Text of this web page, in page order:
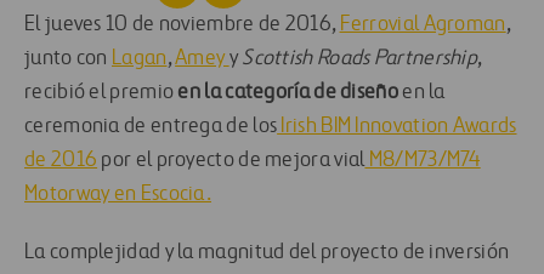
El jueves 10 de noviembre de 2016, Ferrovial Agroman,
junto con Lagan,AmeyyScottish Roads Partnership,
recibió el premio en la categoría de diseñoen la
ceremonia de entrega de los Irish BIM Innovation Awards
de 2016 por el proyecto de mejora vialM8/M73/M74
Motorway en Escocia.
La complejidad y la magnitud del proyecto de inversión